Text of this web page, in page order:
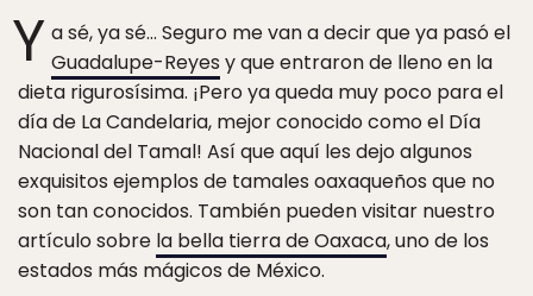
Y a sé, ya sé… Seguro me van a decir que ya pasó el
Guadalupe-Reyes y que entraron de lleno en la
dieta rigurosísima. ¡Pero ya queda muy poco para el
día de La Candelaria, mejor conocido como el Día
Nacional del Tamal! Así que aquí les dejo algunos
exquisitos ejemplos de tamales oaxaqueños que no
son tan conocidos. También pueden visitar nuestro
artículo sobre la bella tierra de Oaxaca, uno de los
estados más mágicos de México.